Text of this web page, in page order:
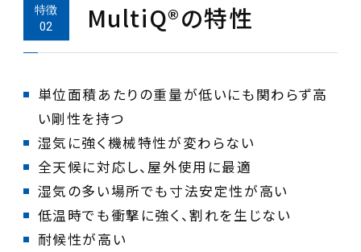
MultiQ®の特性
単位面積あたりの重量が低いにも関わらず高